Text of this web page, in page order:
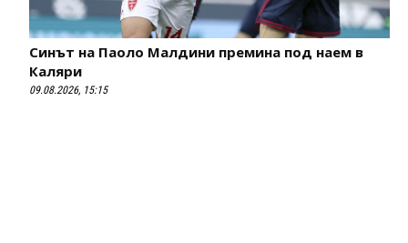
Синът на Паоло Малдини премина под наем в
Каляри
09.08.2026, 15:15